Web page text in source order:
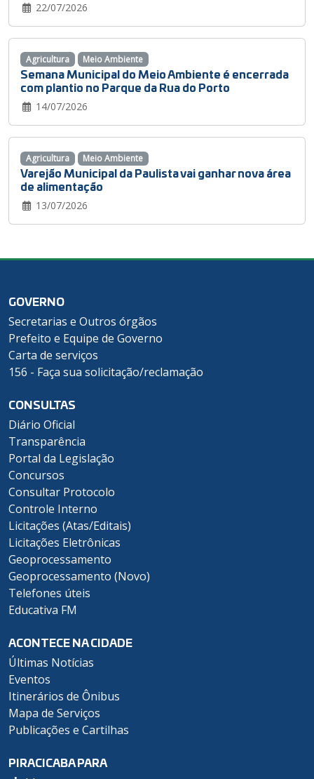
22/07/2026
Semana Municipal do Meio Ambiente é encerrada
com plantio no Parque da Rua do Porto
14/07/2026
Agricultura Meio Ambiente
Varejão Municipal da Paulista vai ganhar nova área
de alimentação
13/07/2026
Agricultura Meio Ambiente
GOVERNO
Secretarias e Outros órgãos
Prefeito e Equipe de Governo
Carta de serviços
156 - Faça sua solicitação/reclamação
CONSULTAS
Diário Oficial
Transparência
Portal da Legislação
Concursos
Consultar Protocolo
Controle Interno
Licitações (Atas/Editais)
Licitações Eletrônicas
Geoprocessamento
Geoprocessamento (Novo)
Telefones úteis
Educativa FM
ACONTECE NA CIDADE
Últimas Notícias
Eventos
Itinerários de Ônibus
Mapa de Serviços
Publicações e Cartilhas
PIRACICABA PARA